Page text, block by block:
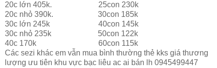
20c lớn 405k. 25con 230k
20c nhỏ 390k. 30con 185k
30c lớn 245k 40con 145k
30c nhỏ 235k 50con 122k
40c 170k 60con 115k
Các sezi khác em vẫn mua bình thường thẻ kks giá thương
lượng ưu tiên khu vực bạc liêu ac ai bán lh 0945499447